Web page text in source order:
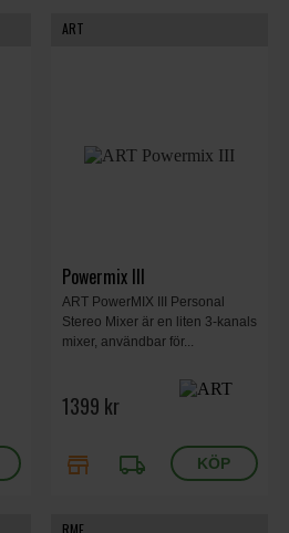
ART
Powermix III
ART PowerMIX III Personal
Stereo Mixer är en liten 3-kanals
mixer, användbar för...
1399 kr
store local_shipping